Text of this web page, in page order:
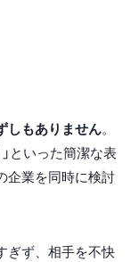
しもありません。
といった簡潔な表
企業を同時に検討
ぎず、相手を不快